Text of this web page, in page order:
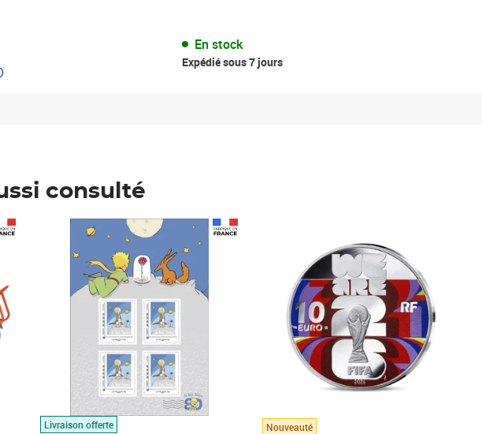
En stock
Expédié sous 7 jours
consulté
Livraison offerte
Prix 7,50€
Nouveauté